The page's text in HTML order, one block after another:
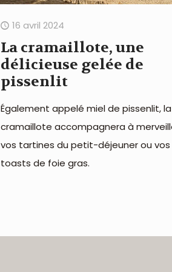
16 avril 2024
La cramaillote, une
délicieuse gelée de
pissenlit
Également appelé miel de pissenlit, la
cramaillote accompagnera à
vos tartines du petit-déjeuner ou vos
toasts de foie gras.